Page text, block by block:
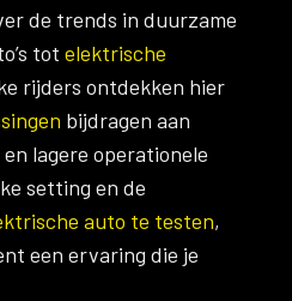
de trends in duurzame
tot elektrische
rijders ontdekken hier
bijdragen aan
lagere operationele
setting en de
auto te testen,
een ervaring die je